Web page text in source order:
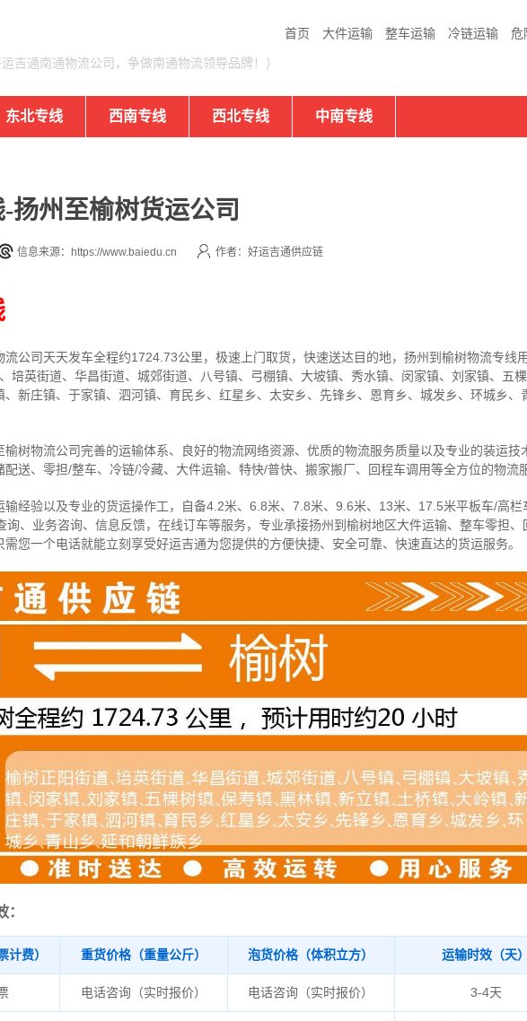
首页 大件运输 整车运输 冷链运输 危
运吉通南通物流公司，争做南通物流领导品牌！）
东北专线 西南专线 西北专线 中南专线
扬州至榆树货运公司
信息来源：https://www.baiedu.cn 作者：好运吉通供应链
流公司天天发车全程约1724.73公里， 极速上门取货，快速送达目的地，扬州到榆树物流专线
培英街道、华昌街道、城郊街道、八号镇、弓棚镇、大坡镇、秀水镇、闵家镇、刘家镇、五
新庄镇、于家镇、泗河镇、育民乡、红星乡、太安乡、先锋乡、恩育乡、城发乡、环城乡、
树物流公司完善的运输体系、良好的物流网络资源、优质的物流服务质量以及专业的装运技
配送、零担/整车、冷链/冷藏、大件运输、特快/普快、搬家搬厂、回程车调用等全方位的物流
输经验以及专业的货运操作工，自备4.2米、6.8米、7.8米、9.6米、13米、17.5米平板车/高栏
、业务咨询、信息反馈，在线订车等服务， 专业承接扬州到榆树地区大件运输、整车零担、
需您一个电话就能立刻享受好运吉通为您提供的方便快捷、安全可靠、快速直达的货运服务。
计费） 重货价格（重量公斤） 泡货价格（体积立方） 运输时效（天）
电话咨询（实时报价） 电话咨询（实时报价） 3-4天